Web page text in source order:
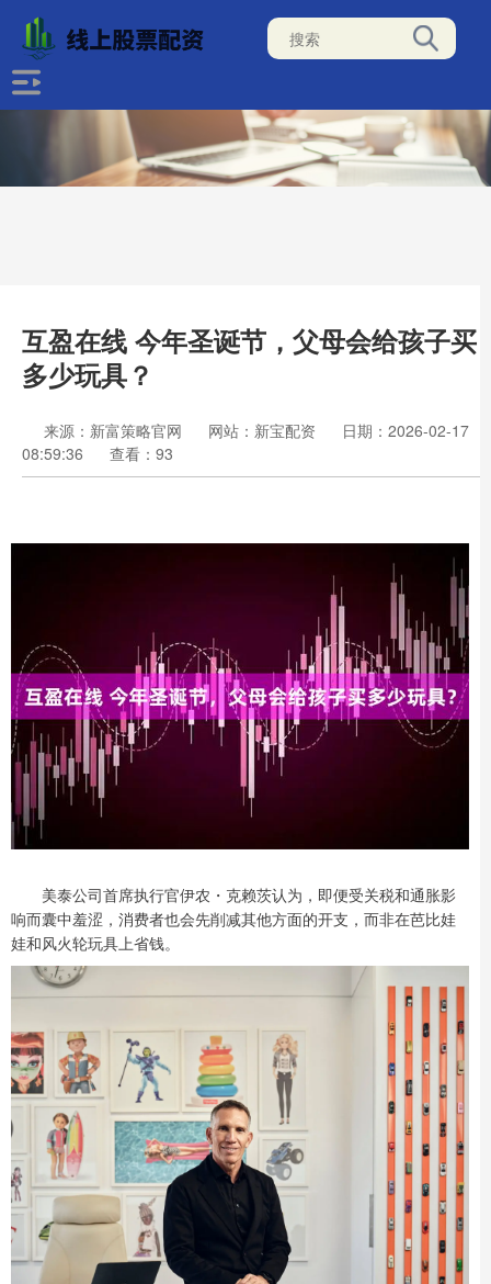
互盈在线 今年圣诞节，父母会给孩子买
多少玩具？
来源：新富策略官网 网站：新宝配资
日期：2026-02-17
08:59:36
查看：93
美泰公司首席执行官伊农・克赖茨认为，即便受关税和通胀影
响而囊中羞涩，消费者也会先削减其他方面的开支，而非在芭比娃
娃和风火轮玩具上省钱。